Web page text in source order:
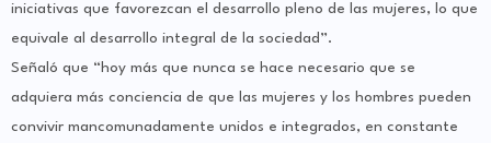
iniciativas que favorezcan el desarrollo pleno de las mujeres, lo que
equivale al desarrollo integral de la sociedad”.
Señaló que “hoy más que nunca se hace necesario que se
adquiera más conciencia de que las mujeres y los hombres pueden
convivir mancomunadamente unidos e integrados, en constante